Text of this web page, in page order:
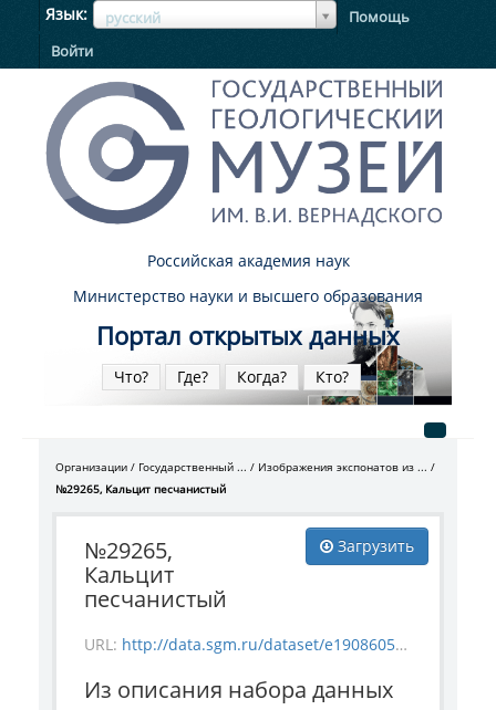
Язык русский
ЯзыкЯзык
Помощь
Войти
Российская академия наук
Министерство науки и высшего образования
Портал открытых данных
Что? Где? Когда? Кто?
Организации Государственный ...
Изображения экспонатов из ...
№29265, Кальцит песчанистый
Загрузить
№29265,
Кальцит
песчанистый
URL: http://data.sgm.ru/dataset/e1908605-67c3-4add-a6a7-6c288953c91e/resource/87f738c0-2b89-42cb-b52f-68c7746de065/download/mineral_29265.jpg
Из описания набора данных